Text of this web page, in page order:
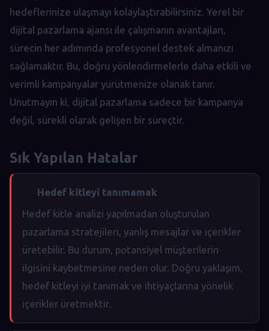
hedeflerinize ulaşmayı kolaylaştırabilirsiniz. Yerel bir
dijital pazarlama ajansı ile çalışmanın avantajları,
sürecin her adımında profesyonel destek almanızı
sağlamaktır. Bu, doğru yönlendirmelerle daha etkili ve
verimli kampanyalar yürütmenize olanak tanır.
Unutmayın ki, dijital pazarlama sadece bir kampanya
değil, sürekli olarak gelişen bir süreçtir.
Sık Yapılan Hatalar
Hedef kitleyi tanımamak
Hedef kitle analizi yapılmadan oluşturulan
pazarlama stratejileri, yanlış mesajlar ve içerikler
üretebilir. Bu durum, potansiyel müşterilerin
ilgisini kaybetmesine neden olur. Doğru yaklaşım,
hedef kitleyi iyi tanımak ve ihtiyaçlarına yönelik
içerikler üretmektir.